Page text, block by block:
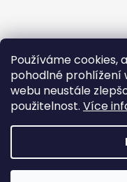
Používáme cookies,
pohodlné prohlížení
webu neustále
použitelnost. Více
Info
Obchodní podmínky
Podmínky ochrany
Copyright 2026